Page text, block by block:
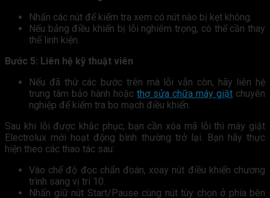
Nhấn các nút để kiểm tra xem có nút nào bị kẹt không.
Nếu bảng điều khiển bị lỗi nghiêm trọng, có thể cần thay
thế linh kiện.
Bước 5: Liên hệ kỹ thuật viên
Nếu đã thử các bước trên mà lỗi vẫn còn, hãy liên hệ
trung tâm bảo hành hoặc thợ sửa chữa máy giặt chuyên
nghiệp để kiểm tra bo mạch điều khiển.
Sau khi lỗi được khắc phục, bạn cần xóa mã lỗi thì máy giặt
Electrolux mới hoạt động bình thường trở lại. Bạn hãy thực
hiện theo các thao tác sau:
Vào chế độ đọc chẩn đoán, xoay nút điều khiển chương
trình sang vị trí 10.
Nhấn giữ nút Start/Pause cùng nút tùy chọn ở phía bên